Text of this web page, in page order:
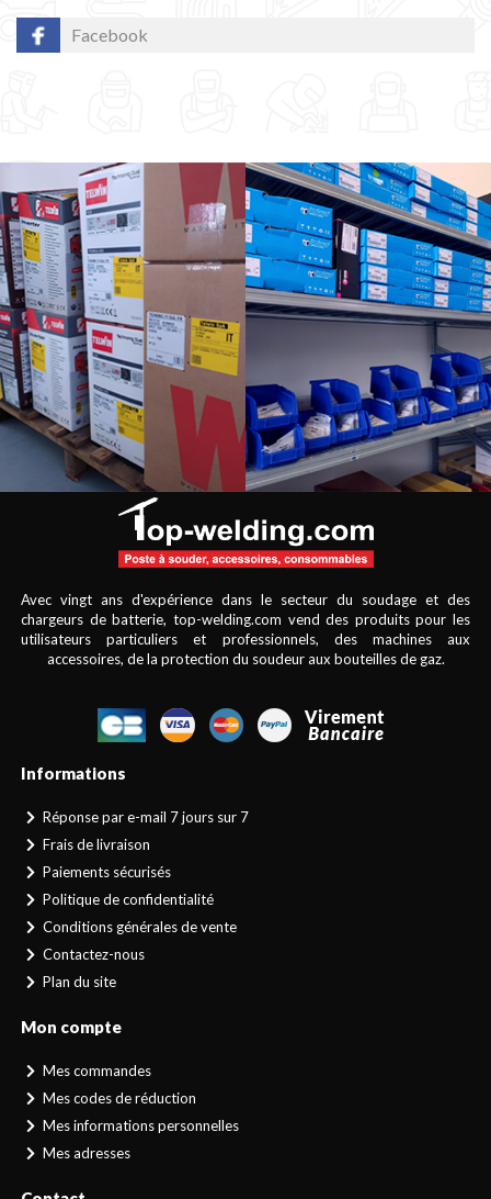
Facebook
Avec vingt ans d'expérience dans le secteur du soudage et des
chargeurs de batterie, top-welding.com vend des produits pour les
utilisateurs particuliers et professionnels, des machines aux
accessoires, de la protection du soudeur aux bouteilles de gaz.
Informations
Réponse par e-mail 7 jours sur 7
Frais de livraison
Paiements sécurisés
Politique de confidentialité
Conditions générales de vente
Contactez-nous
Plan du site
Mon compte
Mes commandes
Mes codes de réduction
Mes informations personnelles
Mes adresses